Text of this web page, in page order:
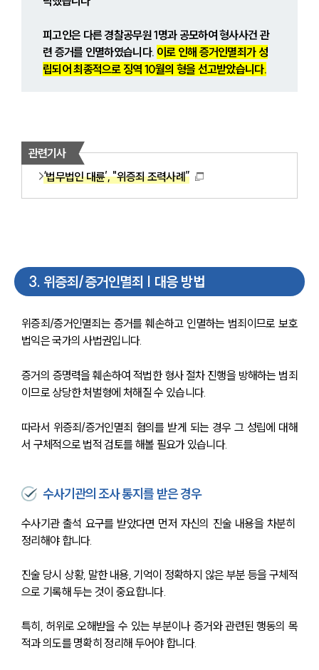
피고인은 다른 경찰공무원 1명과 공모하여 형사사건 관
련 증거를 인멸하였습니다. 이로 인해 증거인멸죄가 성
립되어 최종적으로 징역 10월의 형을 선고받았습니다.
관련기사
‘법무법인 대륜’, "위증죄 조력사례”
3. 위증죄/증거인멸죄 | 대응 방법
위증죄/증거인멸죄는 증거를 훼손하고 인멸하는 범죄이므로 보호
법익은 국가의 사법권입니다.
증거의 증명력을 훼손하여 적법한 형사 절차 진행을 방해하는 범죄
이므로 상당한 처벌형에 처해질 수 있습니다.
따라서 위증죄/증거인멸죄 혐의를 받게 되는 경우 그 성립에 대해
서 구체적으로 법적 검토를 해볼 필요가 있습니다.
수사기관의 조사 통지를 받은 경우
수사기관 출석 요구를 받았다면 먼저 자신의 진술 내용을 차분히
정리해야 합니다.
진술 당시 상황, 말한 내용, 기억이 정확하지 않은 부분 등을 구체적
으로 기록해 두는 것이 중요합니다.
특히, 허위로 오해받을 수 있는 부분이나 증거와 관련된 행동의 목
적과 의도를 명확히 정리해 두어야 합니다.